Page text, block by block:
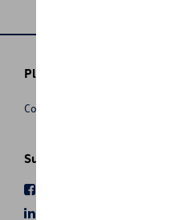
Plus d'informations
Conditions de vente
Suivez nous